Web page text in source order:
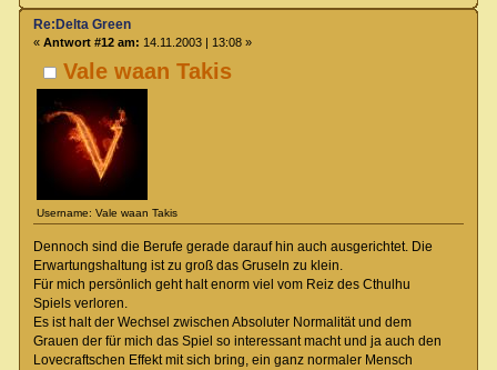
Vale waan Takis
Username: Vale waan Takis
Re:Delta Green
« Antwort #12 am: 14.11.2003 | 13:08 »
Dennoch sind die Berufe gerade darauf hin auch ausgerichtet. Die
Erwartungshaltung ist zu groß das Gruseln zu klein.
Für mich persönlich geht halt enorm viel vom Reiz des Cthulhu
Spiels verloren.
Es ist halt der Wechsel zwischen Absoluter Normalität und dem
Grauen der für mich das Spiel so interessant macht und ja auch den
Lovecraftschen Effekt mit sich bring, ein ganz normaler Mensch